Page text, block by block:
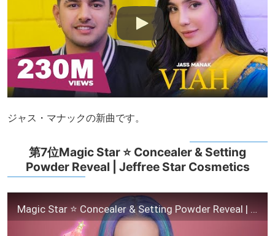
ジャス・マナックの新曲です。
第7位Magic Star ⭐ Concealer & Setting
Powder Reveal | Jeffree Star Cosmetics
Magic Star ⭐ Concealer & Setting Powder Reveal | Jeffree Star Cosmetics